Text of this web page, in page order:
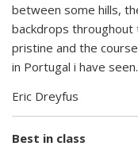
between some hills,
backdrops throughout
pristine and the
in Portugal i have
Eric Dreyfus
Best in class